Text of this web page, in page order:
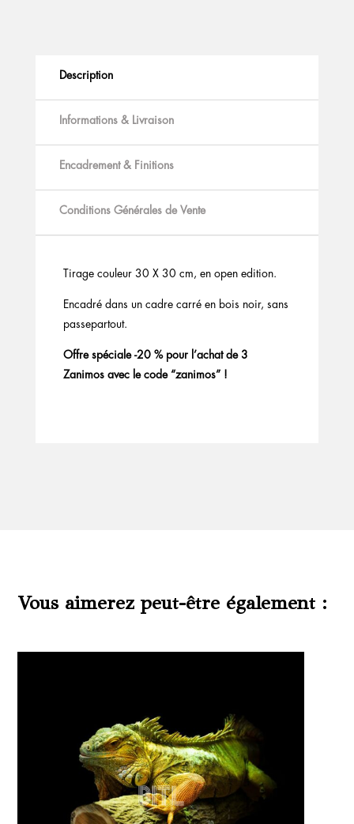
Description
Informations & Livraison
Encadrement & Finitions
Conditions Générales de Vente
Tirage couleur 30 X 30 cm, en open edition.
Encadré dans un cadre carré en bois noir, sans
passepartout.
Offre spéciale -20 % pour l’achat de 3
Zanimos avec le code “zanimos” !
Vous aimerez peut-être également :
Produits similaires